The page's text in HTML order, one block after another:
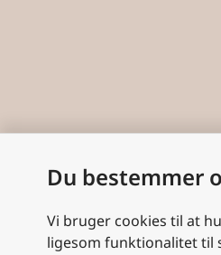
Du bestemmer
Vi bruger cookies til at
ligesom funktionalitet til